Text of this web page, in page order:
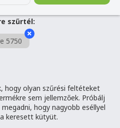
szűrtél:
5750
hogy olyan szűrési feltéteket
sem jellemzőek. Próbálj
hogy nagyobb eséllyel
keresett kütyüt.